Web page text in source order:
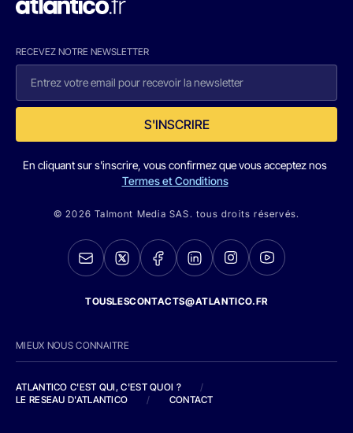
RECEVEZ NOTRE NEWSLETTER
S'INSCRIRE
En cliquant sur s'inscrire, vous confirmez que vous acceptez nos
Termes et Conditions
© 2026 Talmont Media SAS. tous droits réservés.
TOUSLESCONTACTS@ATLANTICO.FR
MIEUX NOUS CONNAITRE
ATLANTICO C'EST QUI, C'EST QUOI ?
/
LE RESEAU D'ATLANTICO
/ CONTACT